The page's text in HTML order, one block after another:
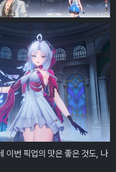
이번 픽업의 맛은 좋은 것도, 나